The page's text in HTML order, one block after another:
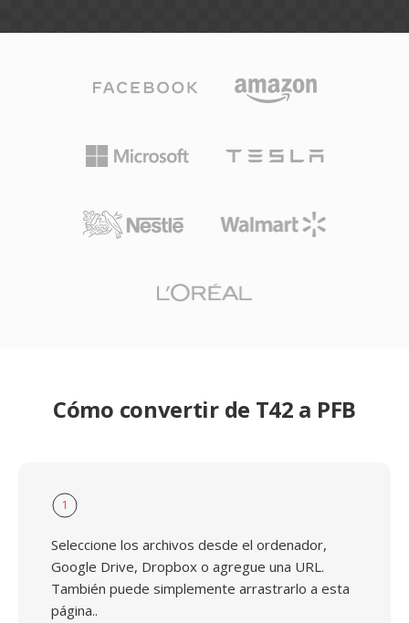
Cómo convertir de T42 a PFB
1
Seleccione los archivos desde el ordenador,
Google Drive, Dropbox o agregue una URL.
También puede simplemente arrastrarlo a esta
página..